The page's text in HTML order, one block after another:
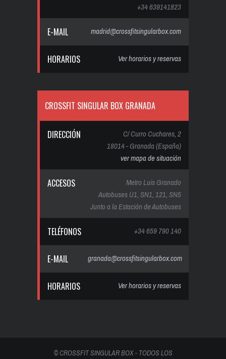
+34 639141823
E-MAIL madrid@crossfitsingularbox.com
HORARIOS Ver horarios y reservas
CROSSFIT SINGULAR BOX GRANADA
DIRECCIÓN
C/ Curro Cuchares, 2
18014 - Granada (España)
ver mapa de situación
ACCESOS
Metro Luis Granado
Autobuses U1, SN1, 121, SN5
Junto a la Estación de Autobuses
TELÉFONOS +34 659 790 140
E-MAIL granada@crossfitsingularbox.com
HORARIOS Ver horarios y reservas
© CROSSFIT SINGULAR BOX - TODOS LOS